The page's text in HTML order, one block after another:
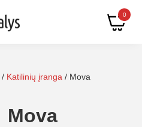
0
/ Katilinių įranga / Mova
Mova